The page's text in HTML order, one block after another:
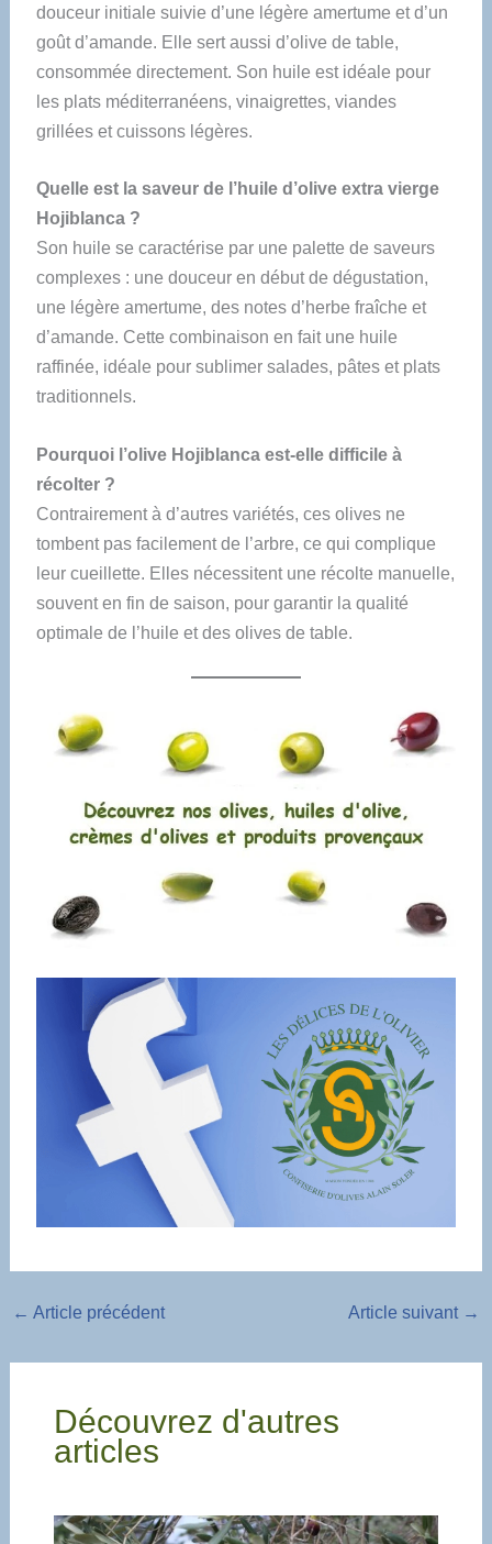
douceur initiale suivie d’une légère amertume et d’un
goût d’amande. Elle sert aussi d’olive de table,
consommée directement. Son huile est idéale pour
les plats méditerranéens, vinaigrettes, viandes
grillées et cuissons légères.
Quelle est la saveur de l’huile d’olive extra vierge
Hojiblanca ?
Son huile se caractérise par une palette de saveurs
complexes : une douceur en début de dégustation,
une légère amertume, des notes d’herbe fraîche et
d’amande. Cette combinaison en fait une huile
raffinée, idéale pour sublimer salades, pâtes et plats
traditionnels.
Pourquoi l’olive Hojiblanca est-elle difficile à
récolter ?
Contrairement à d’autres variétés, ces olives ne
tombent pas facilement de l’arbre, ce qui complique
leur cueillette. Elles nécessitent une récolte manuelle,
souvent en fin de saison, pour garantir la qualité
optimale de l’huile et des olives de table.
← Article précédent Article suivant →
Découvrez d'autres
articles